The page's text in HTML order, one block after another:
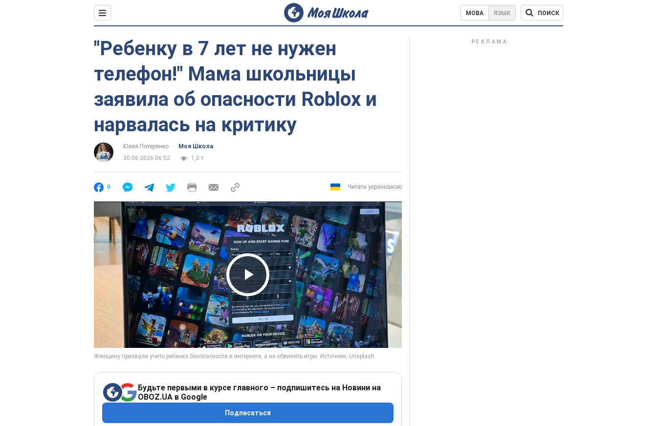
МОВА ЯЗЫК ПОИСК
"Ребенку в 7 лет не нужен
телефон!" Мама школьницы
заявила об опасности Roblox и
нарвалась на критику
Юлия Потерянко
Моя Школа
30.06.2026 06:52
1,0 т.
0 Читати українською
Play Video
Будьте первыми в курсе главного – подпишитесь на Новини на
OBOZ.UA в Google
Подписаться